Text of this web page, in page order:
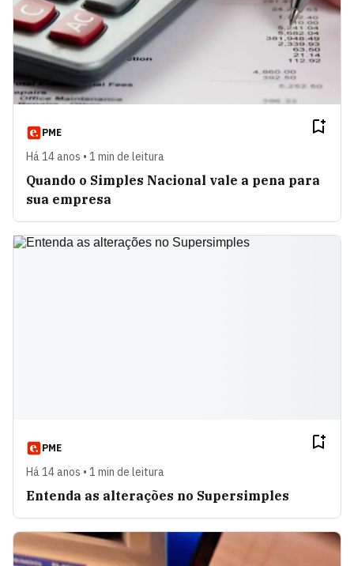
PME
Há 14 anos • 1 min de leitura
Quando o Simples Nacional vale a pena para
sua empresa
PME
Há 14 anos • 1 min de leitura
Entenda as alterações no Supersimples